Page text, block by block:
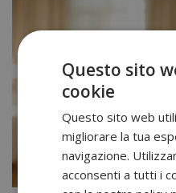
Questo sito
cookie
Questo sito web
migliorare la tua
navigazione.
acconsenti a tutti i